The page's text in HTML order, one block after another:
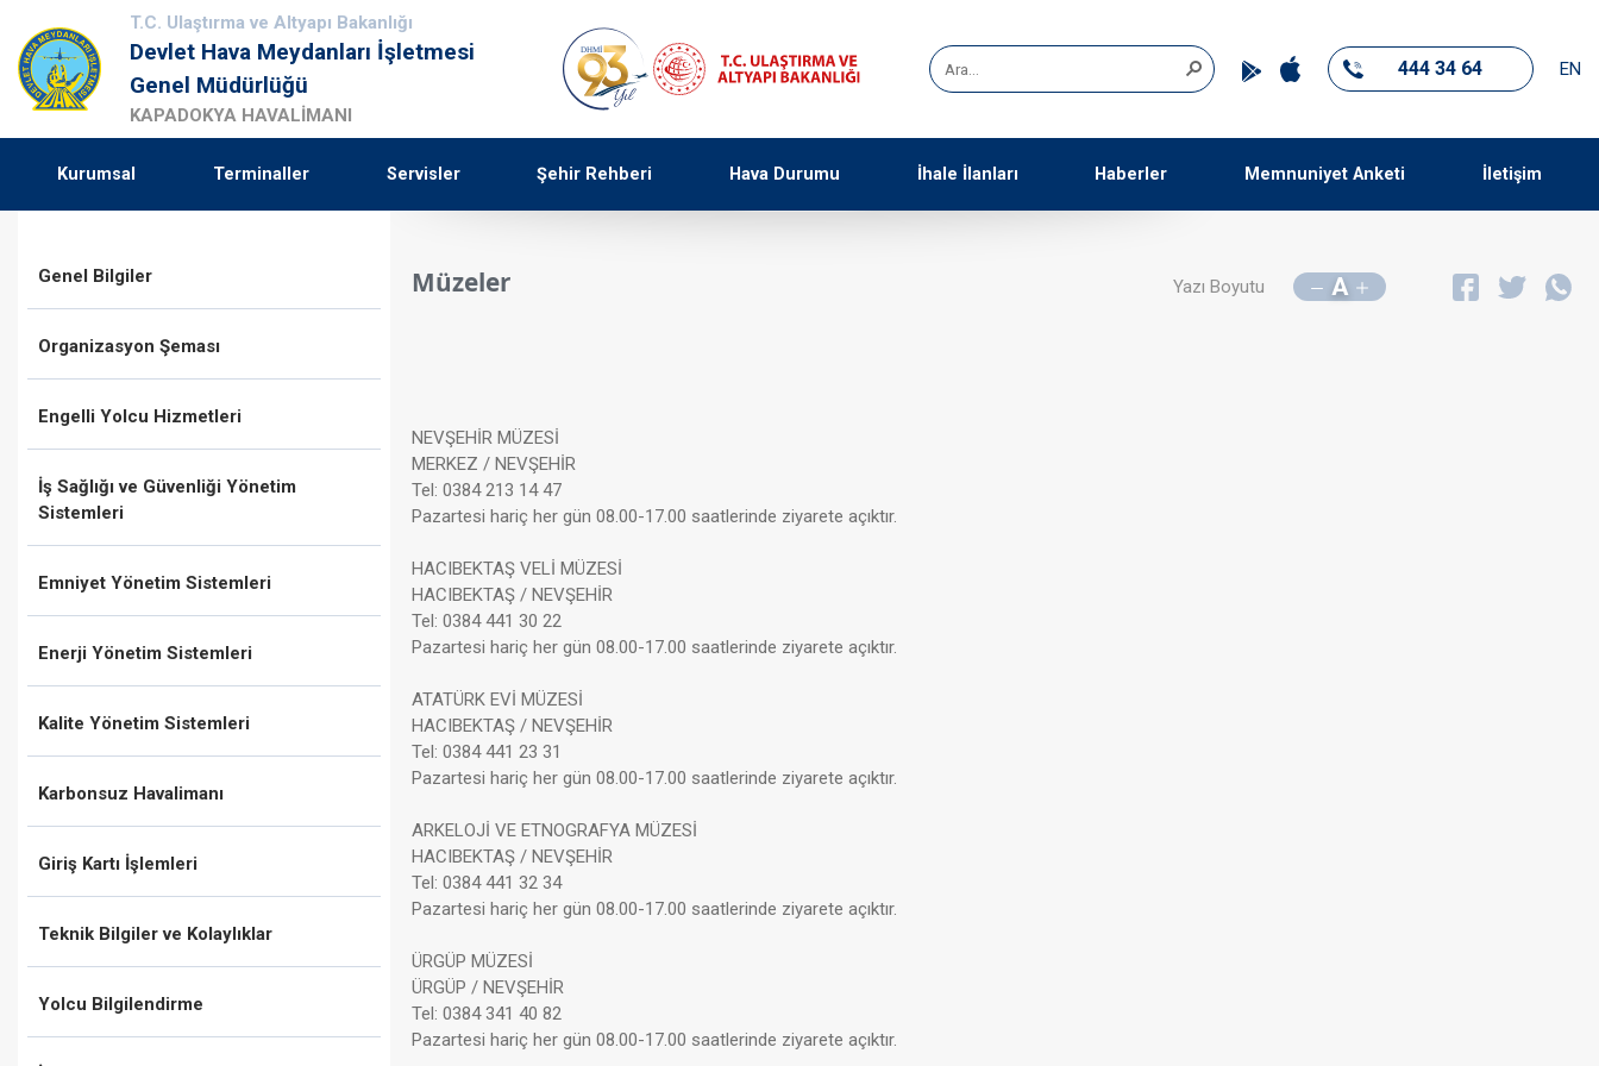
T.C. Ulaştırma ve Altyapı Bakanlığı
Devlet Hava Meydanları İşletmesi
Genel Müdürlüğü
KAPADOKYA HAVALİMANI
444 34 64 EN
Kurumsal Terminaller Servisler Şehir Rehberi Hava Durumu İhale İlanları Haberler Memnuniyet Anketi İletişim
Genel Bilgiler
Organizasyon Şeması
Engelli Yolcu Hizmetleri
İş Sağlığı ve Güvenliği Yönetim
Sistemleri
Emniyet Yönetim Sistemleri
Enerji Yönetim Sistemleri
Kalite Yönetim Sistemleri
Karbonsuz Havalimanı
Giriş Kartı İşlemleri
Teknik Bilgiler ve Kolaylıklar
Yolcu Bilgilendirme
Müzeler Yazı Boyutu A
NEVŞEHİR MÜZESİ
MERKEZ / NEVŞEHİR
Tel: 0384 213 14 47
Pazartesi hariç her gün 08.00-17.00 saatlerinde ziyarete açıktır.
HACIBEKTAŞ VELİ MÜZESİ
HACIBEKTAŞ / NEVŞEHİR
Tel: 0384 441 30 22
Pazartesi hariç her gün 08.00-17.00 saatlerinde ziyarete açıktır.
ATATÜRK EVİ MÜZESİ
HACIBEKTAŞ / NEVŞEHİR
Tel: 0384 441 23 31
Pazartesi hariç her gün 08.00-17.00 saatlerinde ziyarete açıktır.
ARKELOJİ VE ETNOGRAFYA MÜZESİ
HACIBEKTAŞ / NEVŞEHİR
Tel: 0384 441 32 34
Pazartesi hariç her gün 08.00-17.00 saatlerinde ziyarete açıktır.
ÜRGÜP MÜZESİ
ÜRGÜP / NEVŞEHİR
Tel: 0384 341 40 82
Pazartesi hariç her gün 08.00-17.00 saatlerinde ziyarete açıktır.